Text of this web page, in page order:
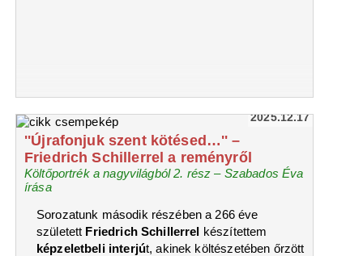
2025.12.17
''Újrafonjuk szent kötésed…'' –
Friedrich Schillerrel a reményről
Költőportrék a nagyvilágból 2. rész – Szabados Éva
írása
Sorozatunk második részében a 266 éve
született Friedrich Schillerrel készítettem
képzeletbeli interjút, akinek költészetében őrzött